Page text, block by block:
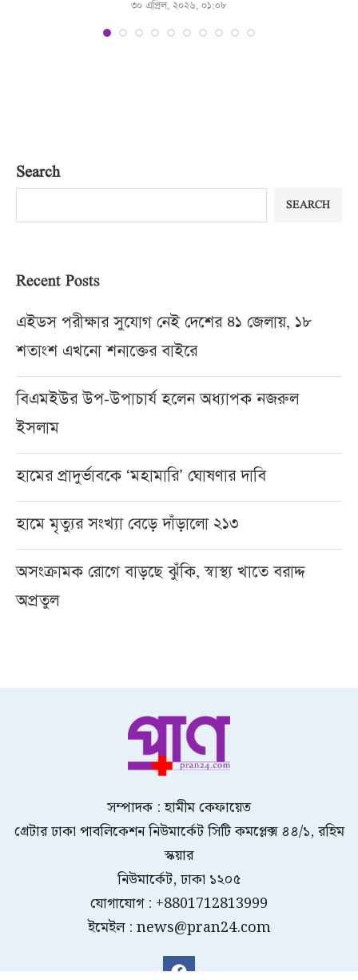
৩০ এপ্রিল, ২০২৬, ০১:০৮
Search
SEARCH
Recent Posts
এইডস পরীক্ষার সুযোগ নেই দেশের ৪১ জেলায়, ১৮
শতাংশ এখনো শনাক্তের বাইরে
বিএমইউর উপ-উপাচার্য হলেন অধ্যাপক নজরুল
ইসলাম
হামের প্রাদুর্ভাবকে ‘মহামারি’ ঘোষণার দাবি
হামে মৃত্যুর সংখ্যা বেড়ে দাঁড়ালো ২১৩
অসংক্রামক রোগে বাড়ছে ঝুঁকি, স্বাস্থ্য খাতে বরাদ্দ
অপ্রতুল
সম্পাদক : হামীম কেফায়েত
গ্রেটার ঢাকা পাবলিকেশন নিউমার্কেট সিটি কমপ্লেক্স ৪৪/১, রহিম
স্কয়ার
নিউমার্কেট, ঢাকা ১২০৫
যোগাযোগ : +8801712813999
ইমেইল : news@pran24.com